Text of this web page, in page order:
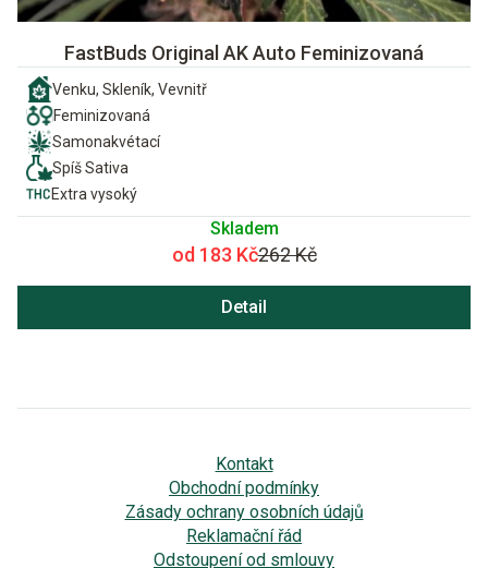
FastBuds Original AK Auto Feminizovaná
Venku, Skleník, Vevnitř
Feminizovaná
Samonakvétací
Spíš Sativa
Extra vysoký
Skladem
od 183 Kč262 Kč
Detail
Kontakt
Obchodní podmínky
Zásady ochrany osobních údajů
Reklamační řád
Odstoupení od smlouvy